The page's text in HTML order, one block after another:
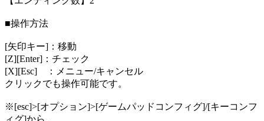
■操作方法
[矢印キー]：移動
[Z][Enter]：チェック
[X][Esc] ：メニュー/キャンセル
クリックでも操作可能です。
※[esc]>[オプション]>[ゲームパッドコンフィグ]/[キーコンフ
ィグ]から、